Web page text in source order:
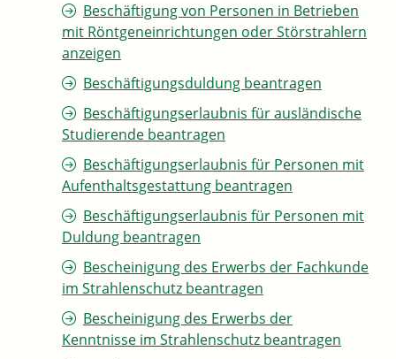
Beschäftigung von Personen in Betrieben
mit Röntgeneinrichtungen oder Störstrahlern
anzeigen
Beschäftigungsduldung beantragen
Beschäftigungserlaubnis für ausländische
Studierende beantragen
Beschäftigungserlaubnis für Personen mit
Aufenthaltsgestattung beantragen
Beschäftigungserlaubnis für Personen mit
Duldung beantragen
Bescheinigung des Erwerbs der Fachkunde
im Strahlenschutz beantragen
Bescheinigung des Erwerbs der
Kenntnisse im Strahlenschutz beantragen